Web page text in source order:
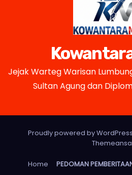
Jejak Warteg Warisan
Sultan Agung dan
Proudly powered by WordPress
Home PEDOMAN